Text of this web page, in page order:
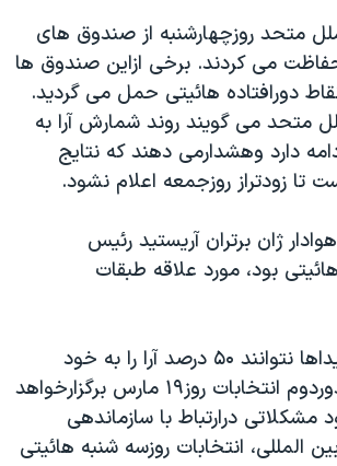
آمریکا ۲۰۲۴
به اسرائیل
آزادی
دادخواهی
۹۸
کادر رهبری ایران
۹۸
متحد روزچهارشنبه از صندوق های
می کردند. برخی ازاين صندوق ها
دورافتاده هائيتی حمل می گرديد.
متحد می گويند روند شمارش آرا به
دارد وهشدارمی دهند که نتايج
تا زودتراز روزجمعه اعلام نشود.
ژان برتران آريستيد رئيس
بود، مورد علاقه طبقات
اگرهيچ يک ازکانديداها نتوانند ۵۰ درصد آرا را به خود
اختصاص دهند، دوردوم انتخابات روز۱۹ مارس برگزارخواهد
درارتباط با سازماندهی
المللی، انتخابات روزسه شنبه هائيتی